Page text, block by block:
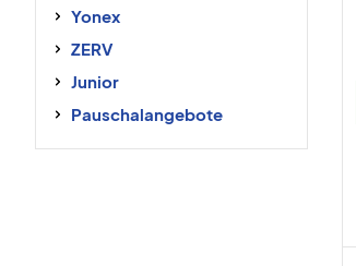
Yonex
ZERV
Junior
Pauschalangebote